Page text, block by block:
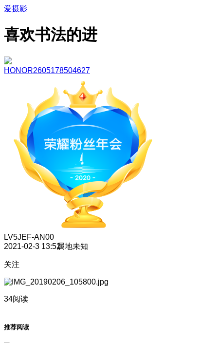
爱摄影
喜欢书法的进
HONOR2605178504627
LV5JEF-AN00
2021-02-3 13:52属地未知
关注
34阅读
推荐阅读